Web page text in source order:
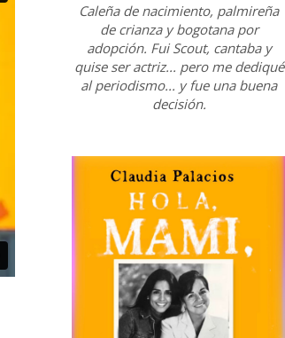
Caleña de nacimiento, palmireña
de crianza y bogotana por
adopción. Fui Scout, cantaba y
quise ser actriz... pero me dediqué
al periodismo... y fue una buena
decisión.